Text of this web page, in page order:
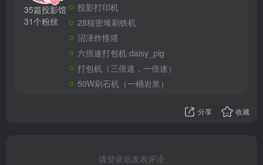
35篇投影馆
31个粉丝
投影打印机
28核密堆刷铁机
沼泽炸怪塔
六倍速打包机 daisy_pig
打包机（三倍速，一倍速）
50W刷石机（一桶岩浆）
分享 收藏
请登录后发表评论